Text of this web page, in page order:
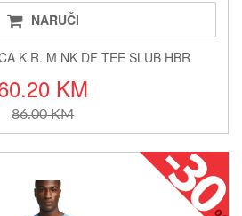
NARUČI
K.R. M NK DF TEE SLUB HBR
KM
86.00 KM